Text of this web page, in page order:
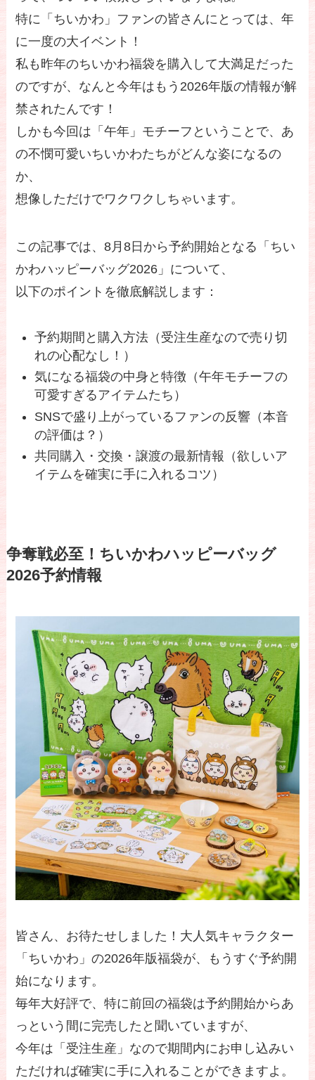
特に「ちいかわ」ファンの皆さんにとっては、年
に一度の大イベント！
私も昨年のちいかわ福袋を購入して大満足だった
のですが、なんと今年はもう2026年版の情報が解
禁されたんです！
しかも今回は「午年」モチーフということで、あ
の不憫可愛いちいかわたちがどんな姿になるの
か、
想像しただけでワクワクしちゃいます。
この記事では、8月8日から予約開始となる「ちい
かわハッピーバッグ2026」について、
以下のポイントを徹底解説します：
予約期間と購入方法（受注生産なので売り切
れの心配なし！）
気になる福袋の中身と特徴（午年モチーフの
可愛すぎるアイテムたち）
SNSで盛り上がっているファンの反響（本音
の評価は？）
共同購入・交換・譲渡の最新情報（欲しいア
イテムを確実に手に入れるコツ）
争奪戦必至！ちいかわハッピーバッグ
2026予約情報
皆さん、お待たせしました！大人気キャラクター
「ちいかわ」の2026年版福袋が、もうすぐ予約開
始になります。
毎年大好評で、特に前回の福袋は予約開始からあ
っという間に完売したと聞いていますが、
今年は「受注生産」なので期間内にお申し込みい
ただければ確実に手に入れることができますよ。